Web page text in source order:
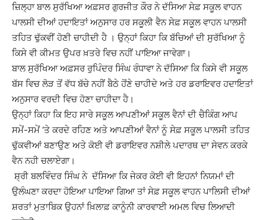
ਜ਼ਿਲ੍ਹਾ ਬਾਲ ਸੁਰੱਖਿਆ ਅਫ਼ਸਰ ਗੁਰਜੀਤ ਕੌਰ ਨੇ ਦੱਸਿਆ ਸੇਫ਼ ਸਕੂਲ ਵਾਹਨ
ਪਾਲਸੀ ਦੀਆਂ ਹਦਾਇਤਾਂ ਅਨੁਸਾਰ ਹਰ ਸਕੂਲੀ ਵੈਨ ਸੇਫ਼ ਸਕੂਲ ਵਾਹਨ ਪਾਲਸੀ
ਤਹਿਤ ਢੁੱਕਵੀਂ ਹੋਣੀ ਚਾਹੀਦੀ ਹੈ । ਉਨ੍ਹਾਂ ਕਿਹਾ ਕਿ ਬੱਚਿਆਂ ਦੀ ਸੁਰੱਖਿਆ ਨੂੰ
ਕਿਸੇ ਵੀ ਕੀਮਤ ਉਪਰ ਖ਼ਤਰੇ ਵਿਚ ਨਹੀਂ ਪਾਇਆ ਜਾਵੇਗਾ।
ਬਾਲ ਸੁਰੱਖਿਆ ਅਫ਼ਸਰ ਰੁਪਿੰਦਰ ਸਿੰਘ ਰੰਧਾਵਾ ਨੇ ਦੱਸਿਆ ਕਿ ਕਿਸੇ ਵੀ ਸਕੂਲ
ਬੱਸ ਵਿਚ ਲੋੜ ਤੋਂ ਵੱਧ ਬੱਚੇ ਨਹੀਂ ਬੈਠੇ ਹੋਂਣੇ ਚਾਹੀਦੇ ਅਤੇ ਹਰ ਡਰਾਇਵਰ ਹਦਾਇਤਾਂ
ਅਨੁਸਾਰ ਵਰਦੀ ਵਿਚ ਹੋਣਾ ਚਾਹੀਦਾ ਹੈ।
ਉਨ੍ਹਾਂ ਕਿਹਾ ਕਿ ਇਹ ਸਾਰੇ ਸਕੂਲ ਆਪਣੀਆਂ ਸਕੂਲ ਵੈਨਾਂ ਦੀ ਚੈਕਿੰਗ ਆਪ
ਸਮੇਂ-ਸਮੇਂ ‘ਤੇ ਕਰਦੇ ਰਹਿਣ ਅਤੇ ਆਪਣੀਆਂ ਵੈਨਾਂ ਨੂੰ ਸੇਫ਼ ਸਕੂਲ ਪਾਲਸੀ ਤਹਿਤ
ਢੁੱਕਵੀਆਂ ਬਣਾਉਣ ਅਤੇ ਕੋਈ ਵੀ ਡਰਾਇਵਰ ਨਸ਼ੀਲੇ ਪਦਾਰਥ ਦਾ ਸੇਵਨ ਕਰਕੇ
ਵੈਨ ਨਹੀ ਚਲਾਏਗਾ।
ਸ਼੍ਰੀ ਬਲਵਿੰਦਰ ਸਿੰਘ ਨੇ ਦੱਸਿਆ ਕਿ ਜੇਕਰ ਕੋਈ ਵੀ ਇਹਨਾਂ ਨਿਯਮਾਂ ਦੀ
ਉਲੰਘਣਾ ਕਰਦਾ ਹੋਇਆ ਪਾਇਆ ਗਿਆ ਤਾਂ ਸੇਫ਼ ਸਕੂਲ ਵਾਹਨ ਪਾਲਿਸੀ ਦੀਆਂ
ਸ਼ਰਤਾਂ ਮੁਤਾਬਿਕ ਉਹਨਾਂ ਖ਼ਿਲਾਫ਼ ਕਾਨੂੰਨੀ ਕਾਰਵਾਈ ਅਮਲ ਵਿਚ ਲਿਆਦੀ